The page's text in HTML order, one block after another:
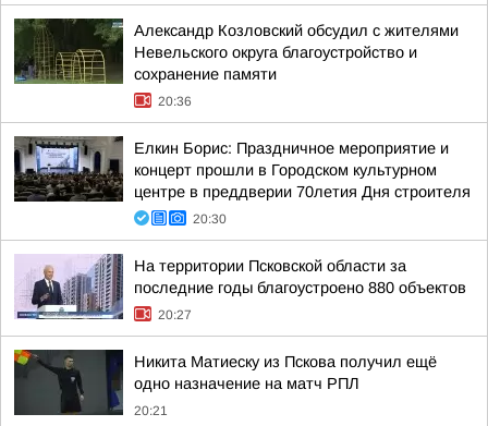
Александр Козловский обсудил с жителями
Невельского округа благоустройство и
сохранение памяти
20:36
Елкин Борис: Праздничное мероприятие и
концерт прошли в Городском культурном
центре в преддверии 70летия Дня строителя
20:30
На территории Псковской области за
последние годы благоустроено 880 объектов
20:27
Никита Матиеску из Пскова получил ещё
одно назначение на матч РПЛ
20:21